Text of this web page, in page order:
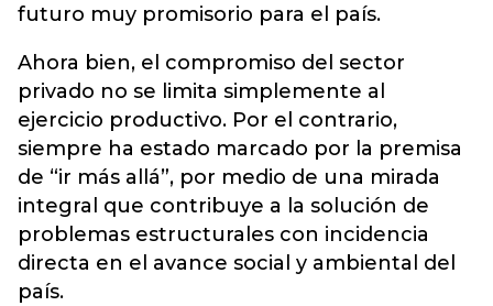
futuro muy promisorio para el país.
Ahora bien, el compromiso del sector
privado no se limita simplemente al
ejercicio productivo. Por el contrario,
siempre ha estado marcado por la premisa
de “ir más allá”, por medio de una mirada
integral que contribuye a la solución de
problemas estructurales con incidencia
directa en el avance social y ambiental del
país.